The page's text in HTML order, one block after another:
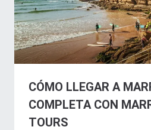
CÓMO LLEGAR A
COMPLETA CON
TOURS